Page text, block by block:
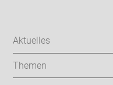
Aktuelles
Themen